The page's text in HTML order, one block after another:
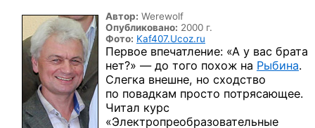
Автор: Werewolf
Опубликовано: 2000 г.
Фото: Kaf407.Ucoz.ru
Первое впечатление: «А у вас брата
нет?» — до того похож на Рыбина.
Слегка внешне, но сходство
по повадкам просто потрясающее.
Читал курс
«Электропреобразовательные